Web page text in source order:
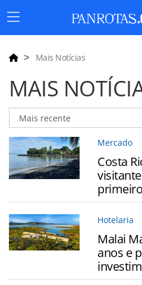
Menu
Principal
Mais Notícias
MAIS
Mercado
Costa
Hotelaria
Malai
anos e